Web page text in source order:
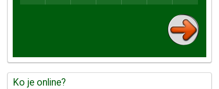
Ko je online?